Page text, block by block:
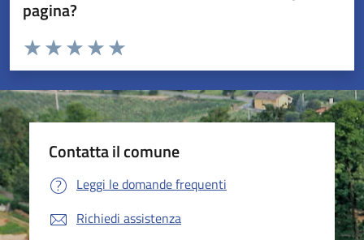
pagina?
Valuta da 1 a 5 stelle la pagina
Valuta 5 stelle su 5
Valuta 4 stelle su 5
Valuta 3 stelle su 5
Valuta 2 stelle su 5
Valuta 1 stelle su 5
Contatta il comune
Leggi le domande frequenti
Richiedi assistenza